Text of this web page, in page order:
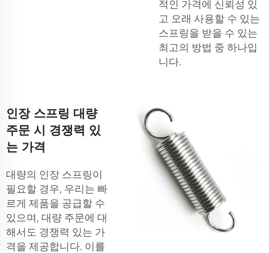
적인 가격에 신뢰성 있
고 오래 사용할 수 있는
스프링을 받을 수 있는
최고의 방법 중 하나입
니다.
인장 스프링 대량
주문 시 경쟁력 있
는 가격
대량의 인장 스프링이
필요할 경우, 우리는 빠
르게 제품을 공급할 수
있으며, 대량 주문에 대
해서도 경쟁력 있는 가
격을 제공합니다. 이를